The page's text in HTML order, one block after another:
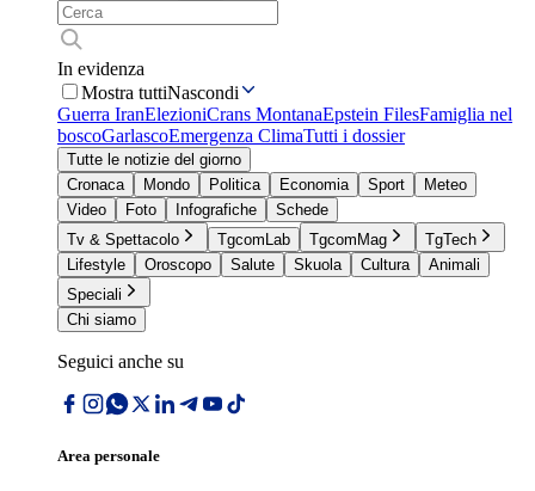
In evidenza
Mostra tuttiNascondi
Guerra IranElezioniCrans MontanaEpstein FilesFamiglia nel
boscoGarlascoEmergenza ClimaTutti i dossier
Tutte le notizie del giorno
Cronaca
Mondo Politica Economia Sport
Meteo
Video
Foto Infografiche
Schede
Tv & Spettacolo
TgcomLab TgcomMag
TgTech
Lifestyle
Oroscopo Salute Skuola Cultura
Animali
Speciali
Chi siamo
Seguici anche su
Area personale